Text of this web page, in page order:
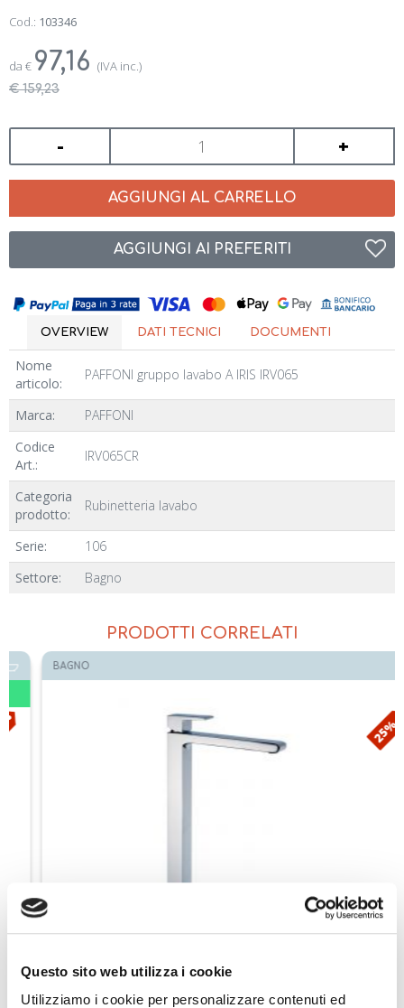
Questo sito web utilizza i cookie
Utilizziamo i cookie per personalizzare contenuti ed
Cod.: 103346
da € 97,16 (IVA inc.)
€ 159,23
- +
AGGIUNGI AL CARRELLO
AGGIUNGI AI PREFERITI
OVERVIEW DATI TECNICI DOCUMENTI
Nome
articolo:
PAFFONI gruppo lavabo A IRIS IRV065
Marca:
PAFFONI
Codice
Art.:
IRV065CR
Categoria
prodotto:
Rubinetteria lavabo
Serie:
106
Settore:
Bagno
PRODOTTI CORRELATI
BAGNO
25%
Bellosta miscelatore lavabo monoforo alto bocca prolungata Serie
Aggiungi ai preferiti
Aggiungi prodotto al carrello € 373,05
€ 500,20